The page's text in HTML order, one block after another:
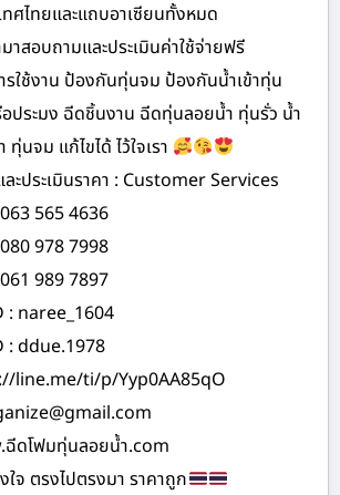
ทศไทยและแถบอาเซียนทั้งหมด
าสอบถามและประเมินค่าใช้จ่ายฟรี
ใช้งาน ป้องกันทุ่นจม ป้องกันน้ำเข้าทุ่น
ประมง ฉีดชิ้นงาน ฉีดทุ่นลอยน้ำ ทุ่นรั่ว น้ำ
นจม แก้ไขได้ ไว้ใจเรา
ะประเมินราคา : Customer Services
565 4636
978 7998
989 7897
: naree_1604
: ddue.1978
line.me/ti/p/Yyp0AA85qO
ดโฟมทุ่นลอยน้ำ.com
ใจ ตรงไปตรงมา ราคาถูก